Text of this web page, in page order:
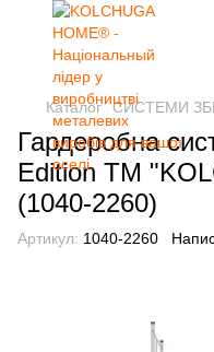
Каталог СИСТЕМИ
Гардеробна
Edition ТМ
(1040-2260)
Артикул: 1040-2260